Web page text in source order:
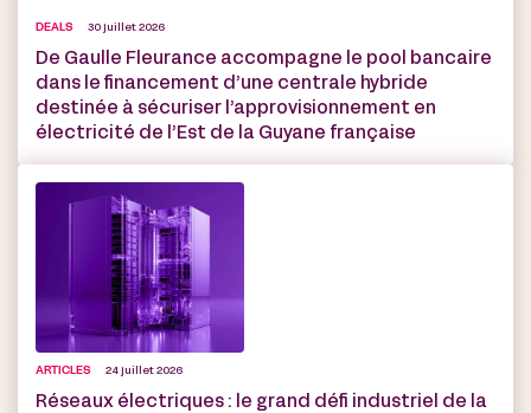
DEALS 30 juillet 2026
De Gaulle Fleurance accompagne le pool bancaire
dans le financement d’une centrale hybride
destinée à sécuriser l’approvisionnement en
électricité de l’Est de la Guyane française
ARTICLES 24 juillet 2026
Réseaux électriques : le grand défi industriel de la